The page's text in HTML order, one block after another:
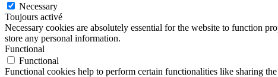
Necessary
Toujours activé
Necessary cookies are absolutely essential for the website to function
store any personal information.
Functional
Functional
Functional cookies help to perform certain functionalities like sharing